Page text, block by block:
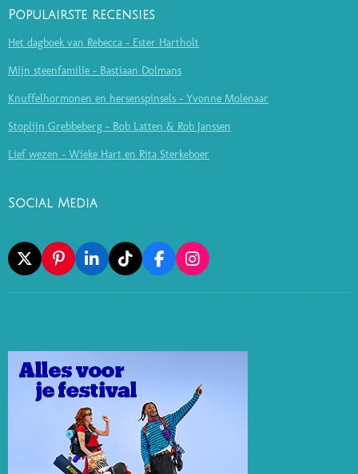
Populairste recensies
Het dagboek van Rebecca - Ester Hartholt
Mijn steenfamilie - Bastiaan Dolmans
Knuffelhormonen en hersenspinsels - Yvonne Molenaar
Stoplijn Grebbeberg - Bob Latten & Rob Janssen
Lief wezen - Wieke Hart en Rita Sterkeboer
Social Media
X
P
I
N
E
S
T
L
I
N
I
N
T
I
K
F
A
C
O
I
N
S
R
M